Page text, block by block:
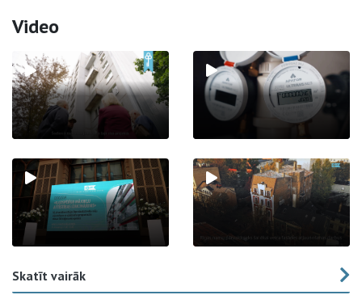
Video
Skatīt vairāk